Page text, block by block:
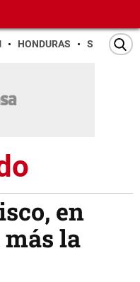
HONDURAS SAN PEDRO
en
la